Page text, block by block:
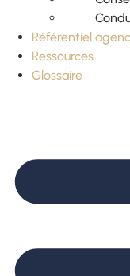
Référentiel
Ressources
Glossaire